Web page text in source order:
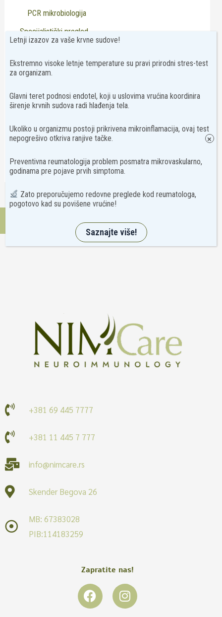
PCR mikrobiologija
Specijalistički pregled
Neurologija
Pedijatrija
Psihijatrija
Reumatologija
Usluge
+381 69 445 7777
+381 11 445 7 777
info@nimcare.rs
Skender Begova 26
MB: 67383028
PIB:114183259
Zapratite nas!
F
a
I
n
Letnji izazov za vaše krvne sudove!
Ekstremno visoke letnje temperature su pravi prirodni stres-test
za organizam.
Glavni teret podnosi endotel, koji u uslovima vrućina koordinira
širenje krvnih sudova radi hlađenja tela.
Ukoliko u organizmu postoji prikrivena mikroinflamacija, ovaj test
nepogrešivo otkriva ranjive tačke.
Preventivna reumatologija problem posmatra mikrovaskularno,
godinama pre pojave prvih simptoma.
Zato preporučujemo redovne preglede kod reumatologa,
pogotovo kad su povišene vrućine!
Saznajte više!
×